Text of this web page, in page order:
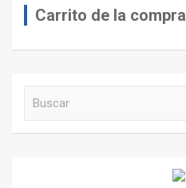
Carrito de la compra